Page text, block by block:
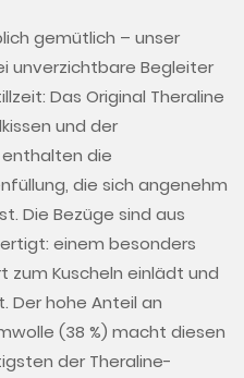
gemütlich – unser
unverzichtbare Begleiter
Das Original Theraline
und der
enthalten die
die sich angenehm
Die Bezüge sind aus
einem besonders
Kuscheln einlädt und
Der hohe Anteil an
(38 %) macht diesen
der Theraline-